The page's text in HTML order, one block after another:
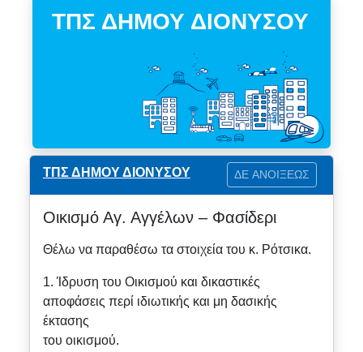
ΤΠΣ ΔΗΜΟΥ ΔΙΟΝΥΣΟΥ
ΤΠΣ ΔΗΜΟΥ ΔΙΟΝΥΣΟΥ ΔΕ ΑΝΟΙΞΕΩΣ
Οικισμό Αγ. Αγγέλων – Φασίδερι
Θέλω να παραθέσω τα στοιχεία του κ. Ρότσικα.
1. Ίδρυση του Οικισμού και δικαστικές
αποφάσεις περί ιδιωτικής και μη δασικής
έκτασης
του οικισμού.